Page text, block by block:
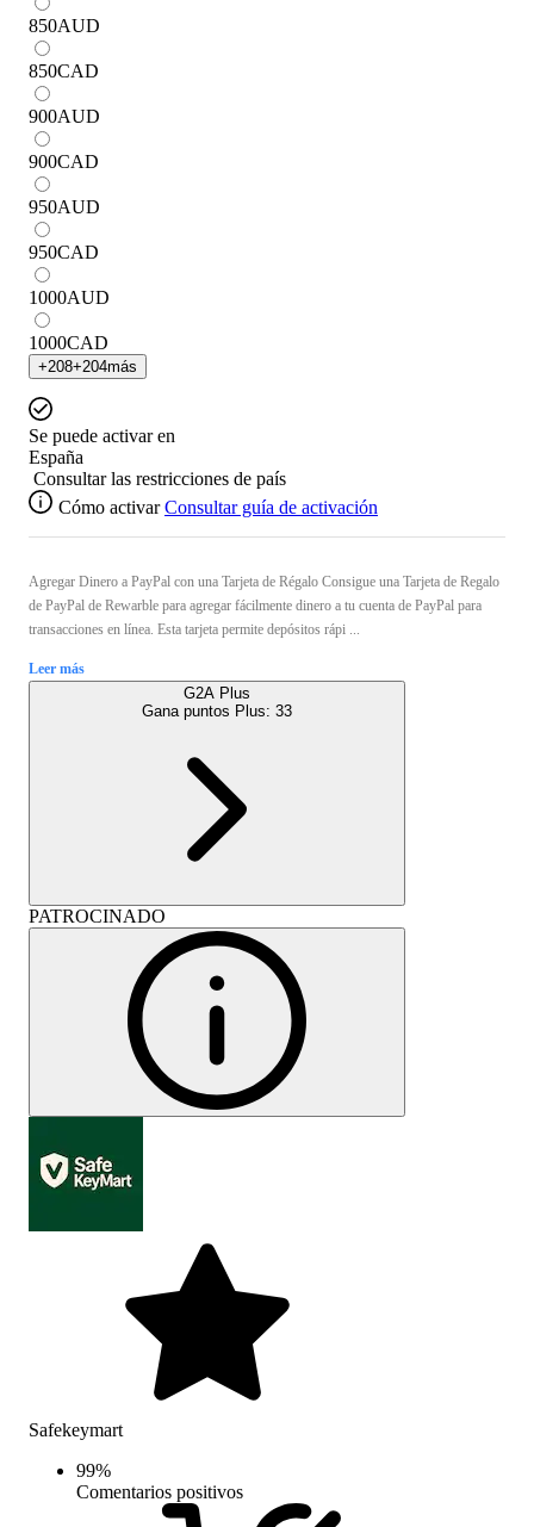
850AUD
850CAD
900AUD
900CAD
950AUD
950CAD
1000AUD
1000CAD
+208+204más
Se puede activar en
España
Consultar las restricciones de país
Cómo activar Consultar guía de activación
Agregar Dinero a PayPal con una Tarjeta de Régalo Consigue una Tarjeta de Regalo
de PayPal de Rewarble para agregar fácilmente dinero a tu cuenta de PayPal para
transacciones en línea. Esta tarjeta permite depósitos rápi ...
Leer más
G2A Plus
Gana puntos Plus: 33
PATROCINADO
Safekeymart
99%
Comentarios positivos